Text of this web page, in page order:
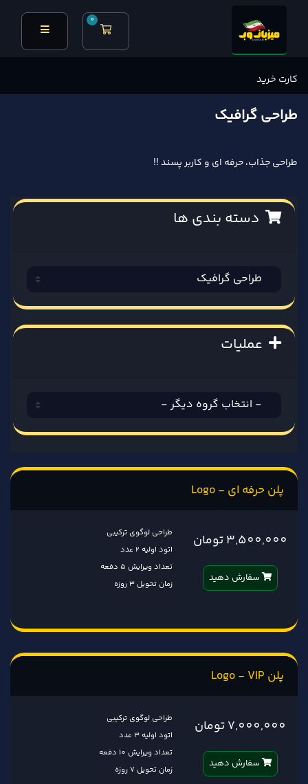
0
کارت خرید
کارت خرید
طراحی گرافیک
طراحی جذاب، حرفه ای و کاربر پسند !!
دسته بندی ها
عملیات
پلن حرفه ای - Logo
طراحی لوگوی ترکیبی
اتود اولیه ۲ عدد
تعداد ویرایش ۵ دفعه
زمان تحویل 3 روزه
3,500,000 تومان
سفارش دهید
پلن Logo - VIP
طراحی لوگوی ترکیبی
اتود اولیه 3 عدد
تعداد ویرایش 10 دفعه
زمان تحویل 7 روزه
7,000,000 تومان
سفارش دهید